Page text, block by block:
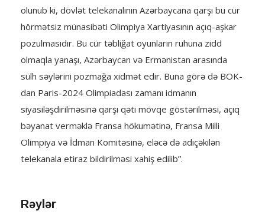
olunub ki, dövlət telekanalının Azərbaycana qarşı bu cür
hörmətsiz münasibəti Olimpiya Xartiyasının açıq-aşkar
pozulmasıdır. Bu cür təbliğat oyunların ruhuna zidd
olmaqla yanaşı, Azərbaycan və Ermənistan arasında
sülh səylərini pozmağa xidmət edir. Buna görə də BOK-
dan Paris-2024 Olimpiadası zamanı idmanın
siyasiləşdirilməsinə qarşı qəti mövqe göstərilməsi, açıq
bəyanat verməklə Fransa hökumətinə, Fransa Milli
Olimpiya və İdman Komitəsinə, eləcə də adıçəkilən
telekanala etiraz bildirilməsi xahiş edilib”.
Rəylər